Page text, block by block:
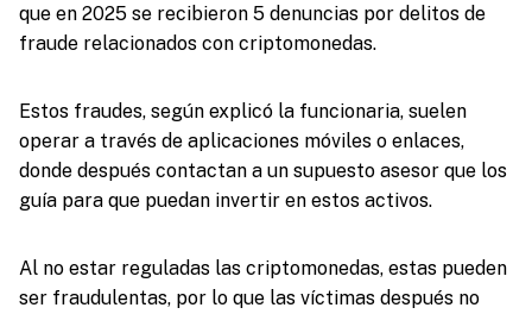
que en 2025 se recibieron 5 denuncias por delitos de
fraude relacionados con criptomonedas.
Estos fraudes, según explicó la funcionaria, suelen
operar a través de aplicaciones móviles o enlaces,
donde después contactan a un supuesto asesor que los
guía para que puedan invertir en estos activos.
Al no estar reguladas las criptomonedas, estas pueden
ser fraudulentas, por lo que las víctimas después no